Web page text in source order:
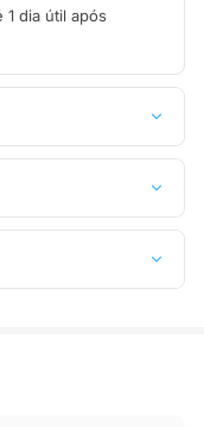
1 dia útil após
cartão de crédito,
solicitar troca.
e-mail.